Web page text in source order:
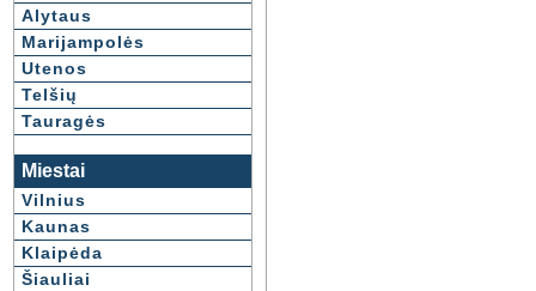
Alytaus
Marijampolės
Utenos
Telšių
Tauragės
Miestai
Vilnius
Kaunas
Klaipėda
Šiauliai